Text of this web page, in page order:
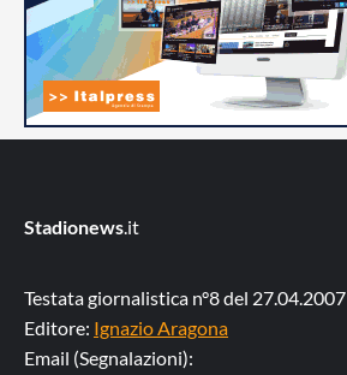
Stadionews.it
Testata giornalistica n°8 del 27.04.2007
Editore: Ignazio Aragona
Email (Segnalazioni):